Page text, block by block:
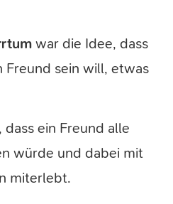
war die Idee, dass
Freund sein will, etwas
ein Freund alle
würde und dabei mit
miterlebt.